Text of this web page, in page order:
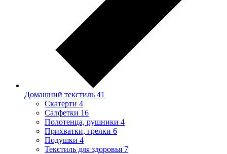
Домашний текстиль 41
Скатерти 4
Салфетки 16
Полотенца, рушники 4
Прихватки, грелки 6
Подушки 4
Текстиль для здоровья 7